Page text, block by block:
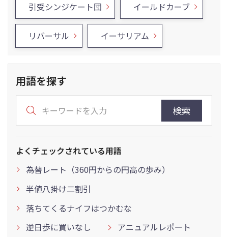
引受シンジケート団 イールドカーブ
リバーサル イーサリアム
用語を探す
検索
よくチェックされている用語
為替レート（360円からの円高の歩み）
半値八掛け二割引
落ちてくるナイフはつかむな
逆日歩に買いなし
アニュアルレポート